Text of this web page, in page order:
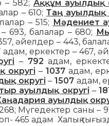
– 582; Аққұм ауылдық
– 610;Таң ауылдық
– 515; Мәдениет
693, балалар – 680;
әйелдер – 443,
адам, еркектер – 467,
– 792 адам,
округі – 1037адам,
округі – 1507адам,
ауылдық округі –
ауылдық
Мүгедектер саны –
465 адам Халық